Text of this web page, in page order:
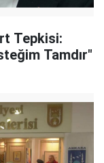
Tepkisi:
Tamdır"